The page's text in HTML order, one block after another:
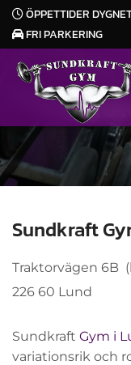
 ÖPPETTIDER
 FRI PARKERING
Sundkraft
Traktorvägen 6B
226 60 Lund
Sundkraft Gym i
variationsrik och